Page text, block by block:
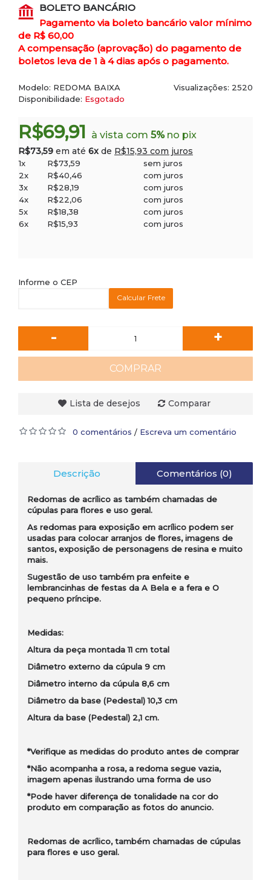
BOLETO BANCÁRIO
Pagamento via boleto bancário valor mínimo
de R$ 60,00
A compensação (aprovação) do pagamento de
boletos leva de 1 à 4 dias após o pagamento.
Visualizações: 2520
Modelo: REDOMA BAIXA
Disponibilidade: Esgotado
R$69,91 à vista com 5%no pix
R$73,59 em até 6x de R$15,93 com juros
1x R$73,59
sem juros
2x
R$40,46
com juros
3x
R$28,19
com juros
4x
R$22,06
com juros
5x
R$18,38
com juros
6x
R$15,93 com juros
Informe o CEP
Calcular Frete
- +
COMPRAR
Lista de desejos Comparar
0 comentários / Escreva um comentário
Descrição Comentários (0)
Redomas de acrílico as também chamadas de
cúpulas para flores e uso geral.
As redomas para exposição em acrílico podem ser
usadas para colocar arranjos de flores, imagens de
santos, exposição de personagens de resina e muito
mais.
Sugestão de uso também pra enfeite e
lembrancinhas de festas da A Bela e a fera e O
pequeno príncipe.
Medidas:
Altura da peça montada 11 cm total
Diâmetro externo da cúpula 9 cm
Diâmetro interno da cúpula 8,6 cm
Diâmetro da base (Pedestal) 10,3 cm
Altura da base (Pedestal) 2,1 cm.
*Verifique as medidas do produto antes de comprar
*Não acompanha a rosa, a redoma segue vazia,
imagem apenas ilustrando uma forma de uso
*Pode haver diferença de tonalidade na cor do
produto em comparação as fotos do anuncio.
Redomas de acrílico, também chamadas de cúpulas
para flores e uso geral.